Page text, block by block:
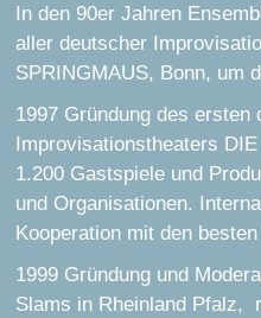
In den 90er Jahren
aller deutscher
SPRINGMAUS, Bonn, um
1997 Gründung des ersten
Improvisationstheaters
1.200 Gastspiele und
und Organisationen.
Kooperation mit den
1999 Gründung und
Slams in Rheinland Pfalz,